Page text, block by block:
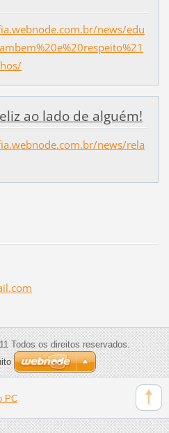
news/edu
ao lado de alguém!
news/rela
il.com
Todos os direitos reservados.
PC